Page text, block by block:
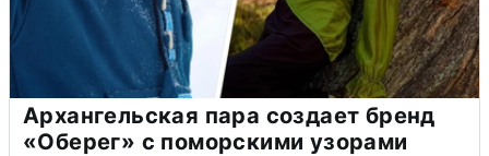
Архангельская пара создает бренд
«Оберег» с поморскими узорами